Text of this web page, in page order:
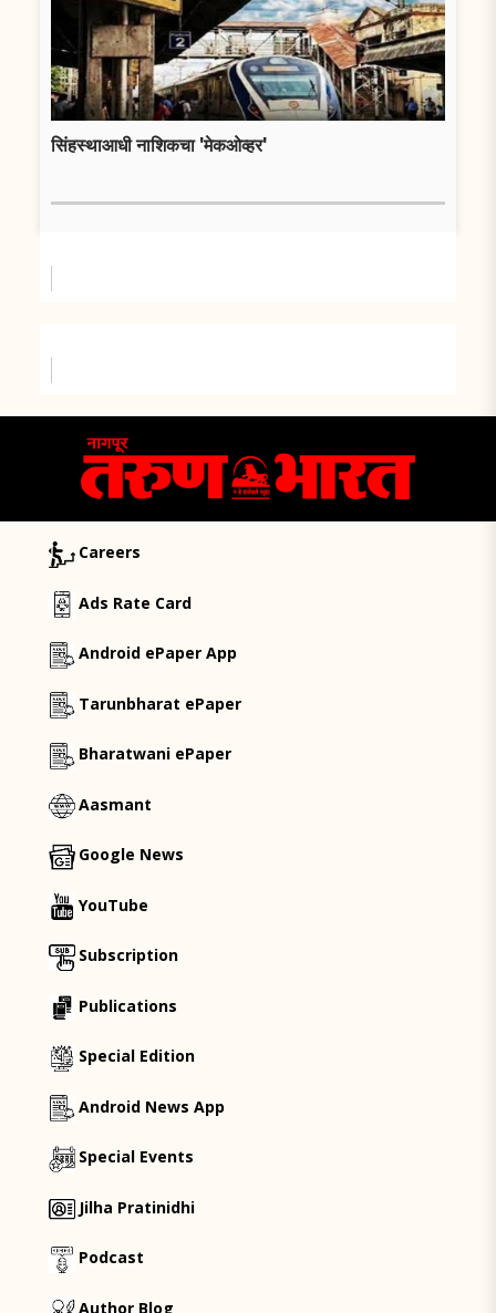
सिंहस्थाआधी नाशिकचा 'मेकओव्हर'
Careers
Ads Rate Card
Android ePaper App
Tarunbharat ePaper
Bharatwani ePaper
Aasmant
Google News
YouTube
Subscription
Publications
Special Edition
Android News App
Special Events
Jilha Pratinidhi
Podcast
Author Blog